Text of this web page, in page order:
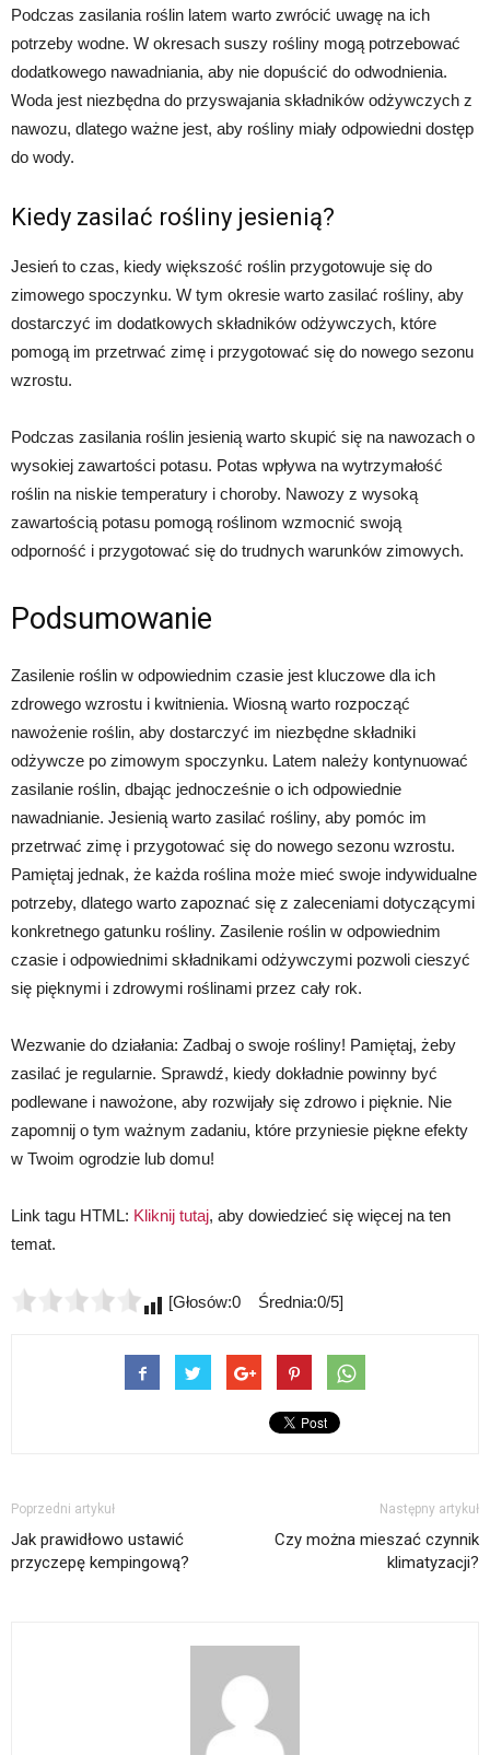
Podczas zasilania roślin latem warto zwrócić uwagę na ich
potrzeby wodne. W okresach suszy rośliny mogą potrzebować
dodatkowego nawadniania, aby nie dopuścić do odwodnienia.
Woda jest niezbędna do przyswajania składników odżywczych z
nawozu, dlatego ważne jest, aby rośliny miały odpowiedni dostęp
do wody.
Kiedy zasilać rośliny jesienią?
Jesień to czas, kiedy większość roślin przygotowuje się do
zimowego spoczynku. W tym okresie warto zasilać rośliny, aby
dostarczyć im dodatkowych składników odżywczych, które
pomogą im przetrwać zimę i przygotować się do nowego sezonu
wzrostu.
Podczas zasilania roślin jesienią warto skupić się na nawozach o
wysokiej zawartości potasu. Potas wpływa na wytrzymałość
roślin na niskie temperatury i choroby. Nawozy z wysoką
zawartością potasu pomogą roślinom wzmocnić swoją
odporność i przygotować się do trudnych warunków zimowych.
Podsumowanie
Zasilenie roślin w odpowiednim czasie jest kluczowe dla ich
zdrowego wzrostu i kwitnienia. Wiosną warto rozpocząć
nawożenie roślin, aby dostarczyć im niezbędne składniki
odżywcze po zimowym spoczynku. Latem należy kontynuować
zasilanie roślin, dbając jednocześnie o ich odpowiednie
nawadnianie. Jesienią warto zasilać rośliny, aby pomóc im
przetrwać zimę i przygotować się do nowego sezonu wzrostu.
Pamiętaj jednak, że każda roślina może mieć swoje indywidualne
potrzeby, dlatego warto zapoznać się z zaleceniami dotyczącymi
konkretnego gatunku rośliny. Zasilenie roślin w odpowiednim
czasie i odpowiednimi składnikami odżywczymi pozwoli cieszyć
się pięknymi i zdrowymi roślinami przez cały rok.
Wezwanie do działania: Zadbaj o swoje rośliny! Pamiętaj, żeby
zasilać je regularnie. Sprawdź, kiedy dokładnie powinny być
podlewane i nawożone, aby rozwijały się zdrowo i pięknie. Nie
zapomnij o tym ważnym zadaniu, które przyniesie piękne efekty
w Twoim ogrodzie lub domu!
Link tagu HTML: Kliknij tutaj, aby dowiedzieć się więcej na ten
temat.
[Głosów:0 Średnia:0/5]
Poprzedni artykuł
Jak prawidłowo ustawić
przyczepę kempingową?
Następny artykuł
Czy można mieszać czynnik
klimatyzacji?